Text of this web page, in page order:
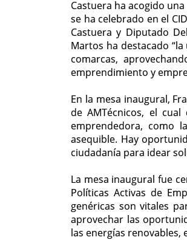
Castuera ha acogido
se ha celebrado en el
Castuera y Diputado
Martos ha destacado
comarcas,
emprendimiento y
En la mesa inaugural,
de AMTécnicos, el
emprendedora, como
asequible. Hay
ciudadanía para idear
La mesa inaugural fue
Políticas Activas de
genéricas son vitales
aprovechar las
las energías renovables,